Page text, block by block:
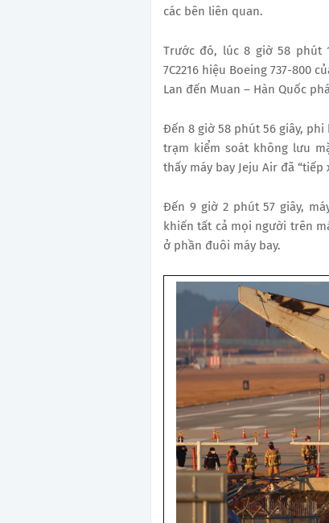
các bên liên quan.
Trước đó, lúc 8 giờ 58 phút
7C2216 hiệu Boeing 737-800
Lan đến Muan – Hàn Quốc
Đến 8 giờ 58 phút 56 giây,
trạm kiểm soát không lưu
thấy máy bay Jeju Air đã
Đến 9 giờ 2 phút 57 giây,
khiến tất cả mọi người trên
ở phần đuôi máy bay.